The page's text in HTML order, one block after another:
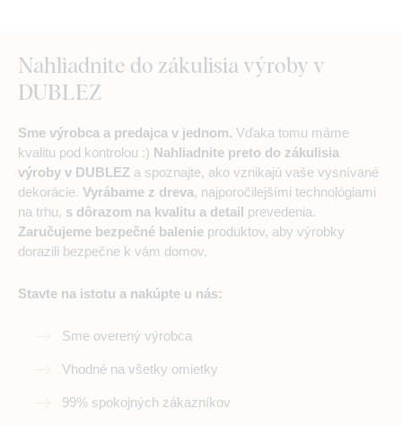
Nahliadnite do zákulisia výroby v
DUBLEZ
Sme výrobca a predajca v jednom. Vďaka tomu máme
kvalitu pod kontrolou :) Nahliadnite preto do zákulisia
výroby v DUBLEZ a spoznajte, ako vznikajú vaše vysnívané
dekorácie. Vyrábame z dreva, najporočilejšími technológiami
na trhu, s dôrazom na kvalitu a detail prevedenia.
Zaručujeme bezpečné balenie produktov, aby výrobky
dorazili bezpečne k vám domov.
Stavte na istotu a nakúpte u nás:
Sme overený výrobca
Vhodné na všetky omietky
99% spokojných zákazníkov